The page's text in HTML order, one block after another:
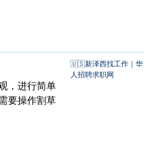
，进行简单
要操作割草
🇺🇸新泽西找工作｜华
人招聘求职网